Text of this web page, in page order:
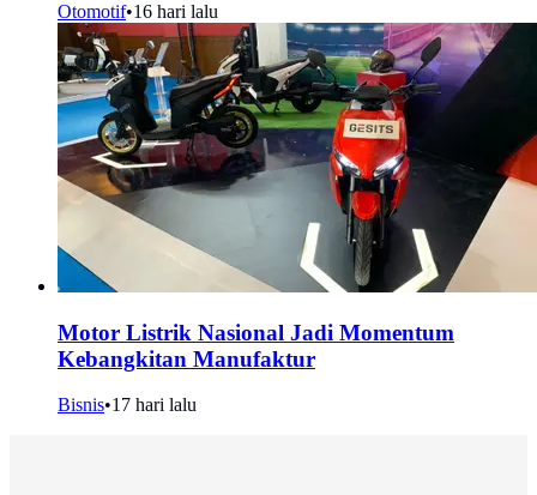
Otomotif•16 hari lalu
Motor Listrik Nasional Jadi Momentum
Kebangkitan Manufaktur
Bisnis•17 hari lalu